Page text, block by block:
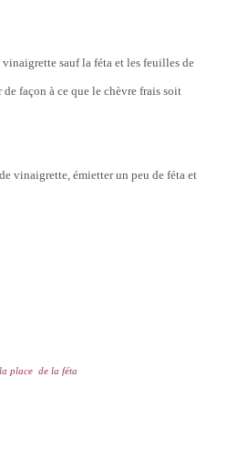
sauf la féta et les feuilles de
façon à ce que le chèvre frais soit
vinaigrette, émietter un peu de féta et
place de la féta